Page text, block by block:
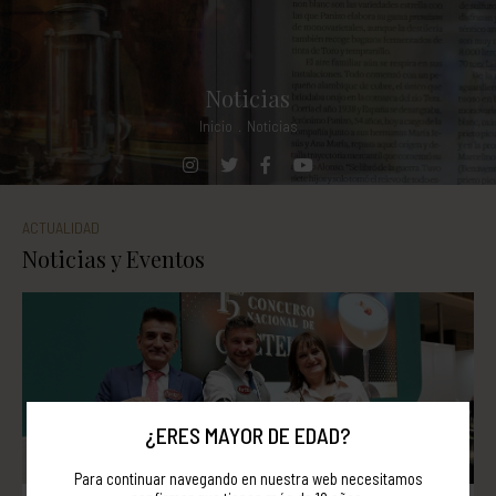
Noticias
Inicio Noticias
ACTUALIDAD
Noticias y Eventos
¿ERES MAYOR DE EDAD?
Para continuar navegando en nuestra web necesitamos